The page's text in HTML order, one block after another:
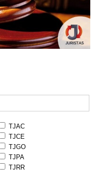
TJAC
TJCE
TJGO
TJPA
TJRR